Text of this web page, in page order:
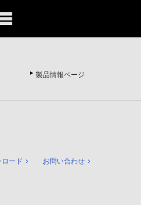
製品情報ページ
ード お問い合わせ